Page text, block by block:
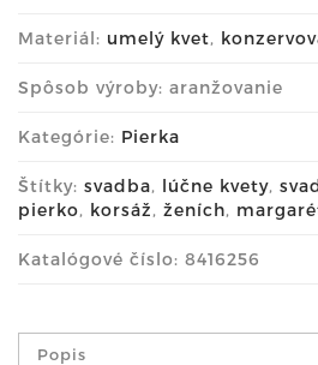
Materiál: umelý kvet,
Spôsob výroby: aranžovanie
Kategórie: Pierka
Štítky: svadba, lúčne kvety,
pierko, korsáž, ženích,
Katalógové číslo: 8416256
Popis